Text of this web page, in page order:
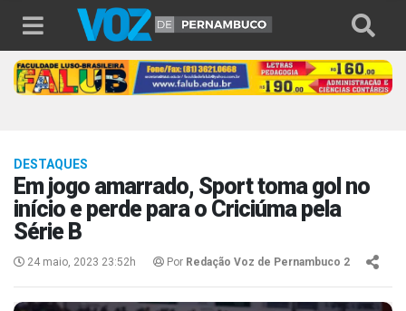
DESTAQUES
Em jogo amarrado, Sport toma gol no
início e perde para o Criciúma pela
Série B
24 maio, 2023 23:52h Por Redação Voz de Pernambuco 2